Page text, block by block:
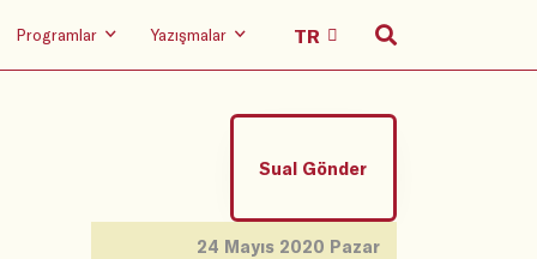
Programlar Yazışmalar
Sual Gönder
24 Mayıs 2020 Pazar